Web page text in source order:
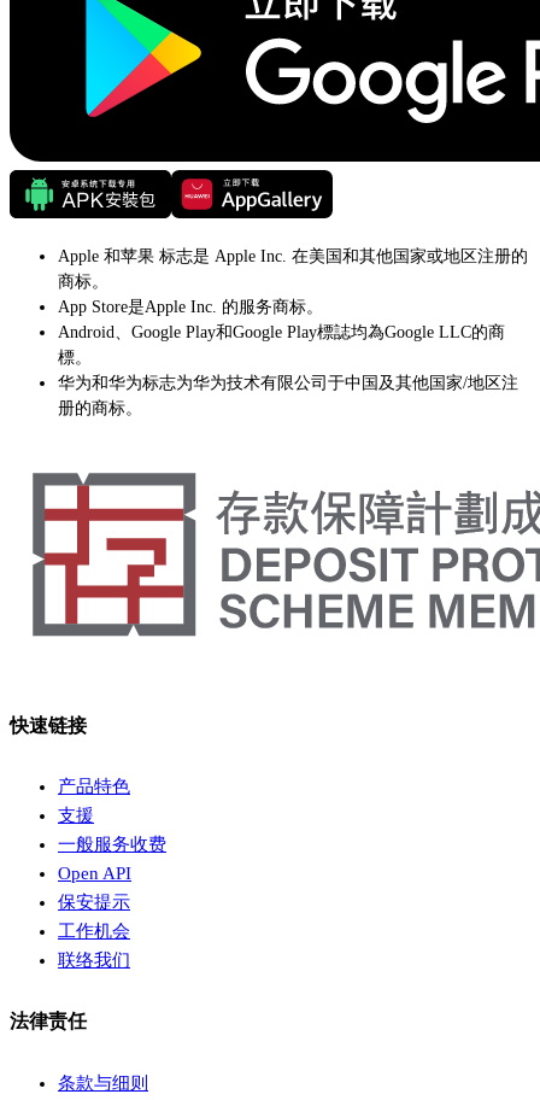
Apple 和苹果 标志是 Apple Inc. 在美国和其他国家或地区注册的
商标。
App Store是Apple Inc. 的服务商标。
Android、Google Play和Google Play標誌均為Google LLC的商
標。
华为和华为标志为华为技术有限公司于中国及其他国家/地区注
册的商标。
快速链接
产品特色
支援
一般服务收费
Open API
保安提示
工作机会
联络我们
法律责任
条款与细则